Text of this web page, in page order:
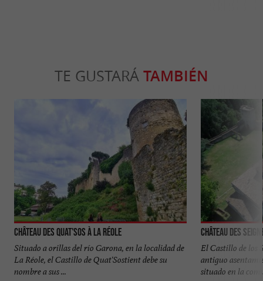
TE GUSTARÁ TAMBIÉN
Château des Quat'Sos à La Réole
Situado a orillas del río Garona, en la localidad de
La Réole, el Castillo de Quat'Sostient debe su
nombre a sus ...
Château des
El Castillo de los
antiguo
situado en la